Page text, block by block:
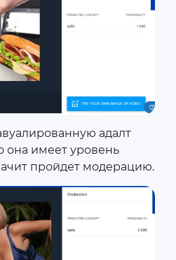
адалт
она имеет уровень
пройдет модерацию.